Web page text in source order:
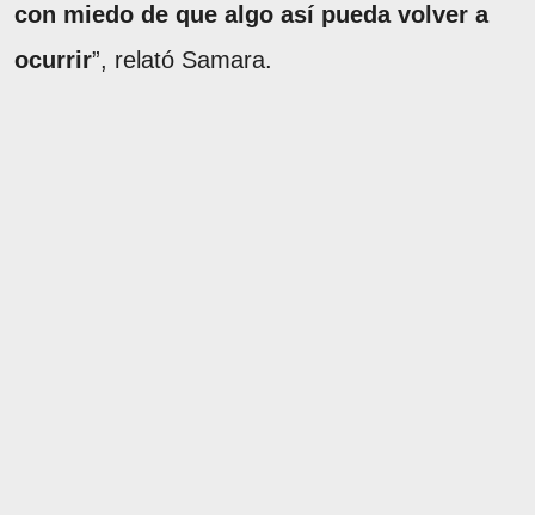
con miedo de que algo así pueda volver a
ocurrir”, relató Samara.